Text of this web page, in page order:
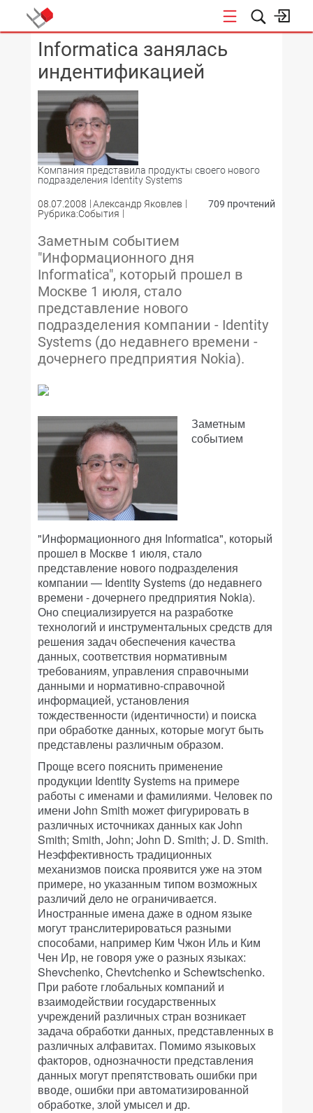
КОНФЕРЕНЦИИ
Informatica занялась
индентификацией
Компания представила продукты своего нового
подразделения Identity Systems
08.07.2008
Александр Яковлев
Рубрика:События
709 прочтений
Заметным событием
"Информационного дня
Informatica", который прошел в
Москве 1 июля, стало
представление нового
подразделения компании - Identity
Systems (до недавнего времени -
дочернего предприятия Nokia).
Заметным
событием
"Информационного дня Informatica", который
прошел в Москве 1 июля, стало
представление нового подразделения
компании — Identity Systems (до недавнего
времени - дочернего предприятия Nokia).
Оно специализируется на разработке
технологий и инструментальных средств для
решения задач обеспечения качества
данных, соответствия нормативным
требованиям, управления справочными
данными и нормативно-справочной
информацией, установления
тождественности (идентичности) и поиска
при обработке данных, которые могут быть
представлены различным образом.
Проще всего пояснить применение
продукции Identity Systems на примере
работы с именами и фамилиями. Человек по
имени John Smith может фигурировать в
различных источниках данных как John
Smith; Smith, John; John D. Smith; J. D. Smith.
Неэффективность традиционных
механизмов поиска проявится уже на этом
примере, но указанным типом возможных
различий дело не ограничивается.
Иностранные имена даже в одном языке
могут транслитерироваться разными
способами, например Ким Чжон Иль и Ким
Чен Ир, не говоря уже о разных языках:
Shevchenko, Chevtchenko и Schewtschenko.
При работе глобальных компаний и
взаимодействии государственных
учреждений различных стран возникает
задача обработки данных, представленных в
различных алфавитах. Помимо языковых
факторов, однозначности представления
данных могут препятствовать ошибки при
вводе, ошибки при автоматизированной
обработке, злой умысел и др.